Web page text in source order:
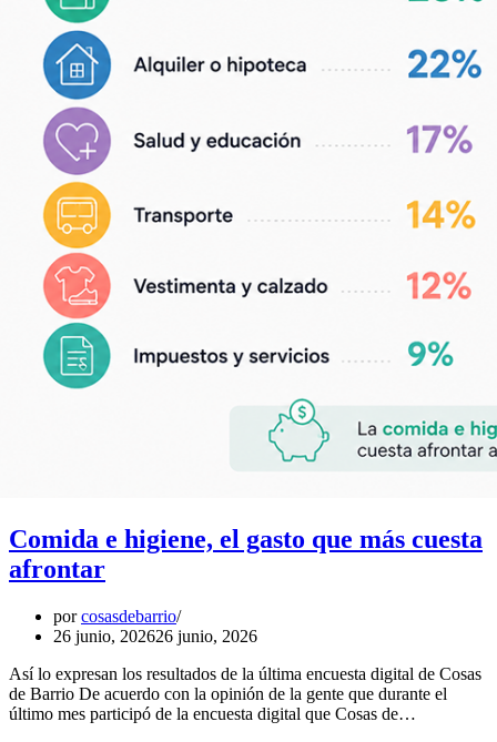
Comida e higiene, el gasto que más cuesta
afrontar
porcosasdebarrio
26 junio, 202626 junio, 2026
Así lo expresan los resultados de la última encuesta digital de Cosas
de Barrio De acuerdo con la opinión de la gente que durante el
último mes participó de la encuesta digital que Cosas de…